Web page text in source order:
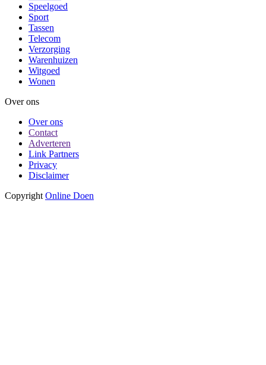
Speelgoed
Sport
Tassen
Telecom
Verzorging
Warenhuizen
Witgoed
Wonen
Over ons
Over ons
Contact
Adverteren
Link Partners
Privacy
Disclaimer
Copyright Online Doen